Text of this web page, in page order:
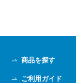
商品を探す
ご利用ガイド